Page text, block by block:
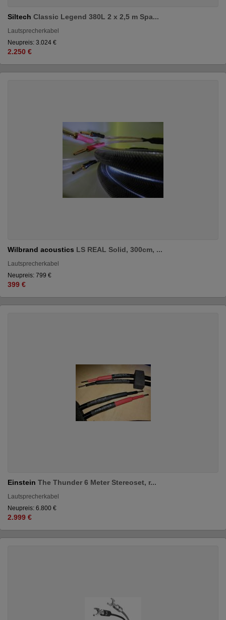
Siltech Classic Legend 380L 2 x 2,5 m Spa...
Lautsprecherkabel
Neupreis: 3.024 €
2.250 €
Wilbrand acoustics LS REAL Solid, 300cm, ...
Lautsprecherkabel
Neupreis: 799 €
399 €
Einstein The Thunder 6 Meter Stereoset, r...
Lautsprecherkabel
Neupreis: 6.800 €
2.999 €